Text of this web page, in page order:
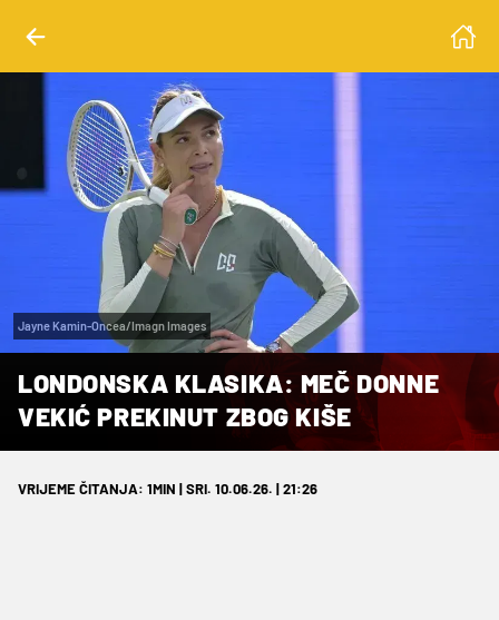
Jayne Kamin-Oncea/Imagn Images
LONDONSKA KLASIKA: MEČ DONNE
VEKIĆ PREKINUT ZBOG KIŠE
VRIJEME ČITANJA: 1MIN | SRI. 10.06.26. | 21:26